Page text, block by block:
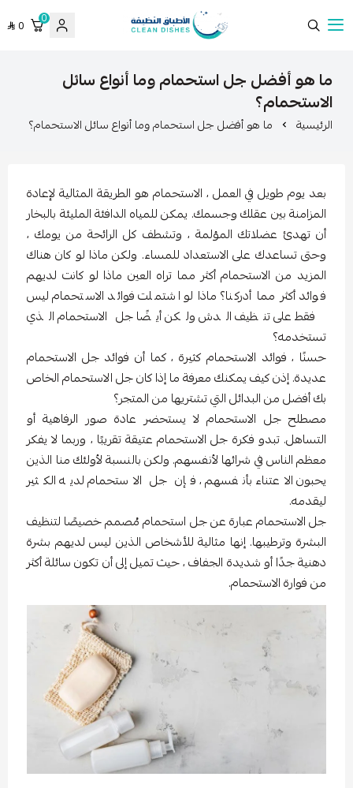
الاطباق النظيفة
0
0
ما هو أفضل جل استحمام وما أنواع سائل
الاستحمام؟
الرئيسية ما هو أفضل جل استحمام وما أنواع سائل الاستحمام؟
بعد يوم طويل في العمل ، الاستحمام هو الطريقة المثالية لإعادة
المزامنة بين عقلك وجسمك. يمكن للمياه الدافئة المليئة بالبخار
أن تهدئ عضلاتك المؤلمة ، وتشطف كل الرائحة من يومك ،
وحتى تساعدك على الاستعداد للمساء. ولكن ماذا لو كان هناك
المزيد من الاستحمام أكثر مما تراه العين ماذا لو كانت لديهم
فوائد أكثر مما أدركنا؟ ماذا لو اشتملت فوائد الاستحمام ليس
فقط على تنظيف الدش ولكن أيضًا جل الاستحمام الذي
تستخدمه؟
حسنًا ، فوائد الاستحمام كثيرة ، كما أن فوائد جل الاستحمام
عديدة. إذن كيف يمكنك معرفة ما إذا كان جل الاستحمام الخاص
بك أفضل من البدائل التي تشتريها من المتجر؟
مصطلح جل الاستحمام لا يستحضر عادة صور الرفاهية أو
التساهل. تبدو فكرة جل الاستحمام عتيقة تقريبًا ، وربما لا يفكر
معظم الناس في شرائها لأنفسهم. ولكن بالنسبة لأولئك منا الذين
يحبون الاعتناء بأنفسهم ، فإن جل الاستحمام لديه الكثير
ليقدمه.
جل الاستحمام عبارة عن جل استحمام مُصمم خصيصًا لتنظيف
البشرة وترطيبها. إنها مثالية للأشخاص الذين ليس لديهم بشرة
دهنية جدًا أو شديدة الجفاف ، حيث تميل إلى أن تكون سائلة أكثر
من فوارة الاستحمام.